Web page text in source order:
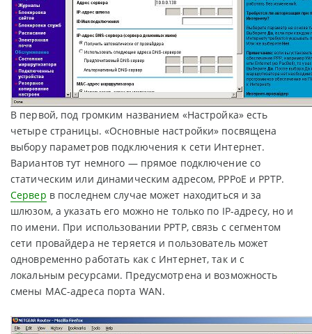
В первой, под громким названием «Настройка» есть
четыре страницы. «Основные настройки» посвящена
выбору параметров подключения к сети Интернет.
Вариантов тут немного — прямое подключение со
статическим или динамическим адресом, PPPoE и PPTP.
Сервер в последнем случае может находиться и за
шлюзом, а указать его можно не только по IP-адресу, но и
по имени. При использовании PPTP, связь с сегментом
сети провайдера не теряется и пользователь может
одновременно работать как с Интернет, так и с
локальным ресурсами. Предусмотрена и возможность
смены MAC-адреса порта WAN.